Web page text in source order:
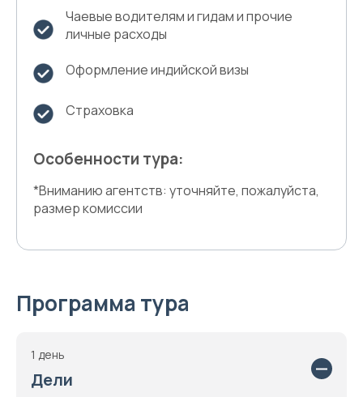
Чаевые водителям и гидам и прочие
личные расходы
Оформление индийской визы
Страховка
Особенности тура:
*Вниманию агентств: уточняйте, пожалуйста,
размер комиссии
Программа тура
1 день
Дели